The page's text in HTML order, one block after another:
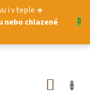
i v teple ☀️
nebo chlazené